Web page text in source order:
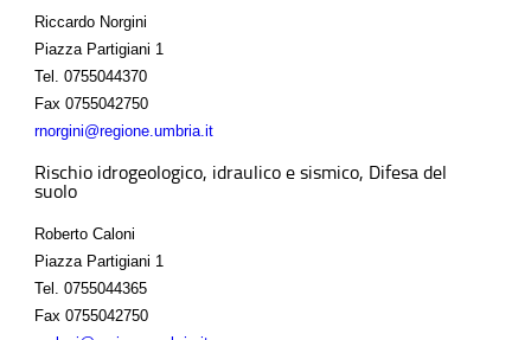
Riccardo Norgini
Piazza Partigiani 1
Tel.
0755044370
Fax 0755042750
rnorgini@regione.umbria.it
Rischio idrogeologico, idraulico e sismico, Difesa del
suolo
Roberto Caloni
Piazza Partigiani 1
Tel.
0755044365
Fax 0755042750